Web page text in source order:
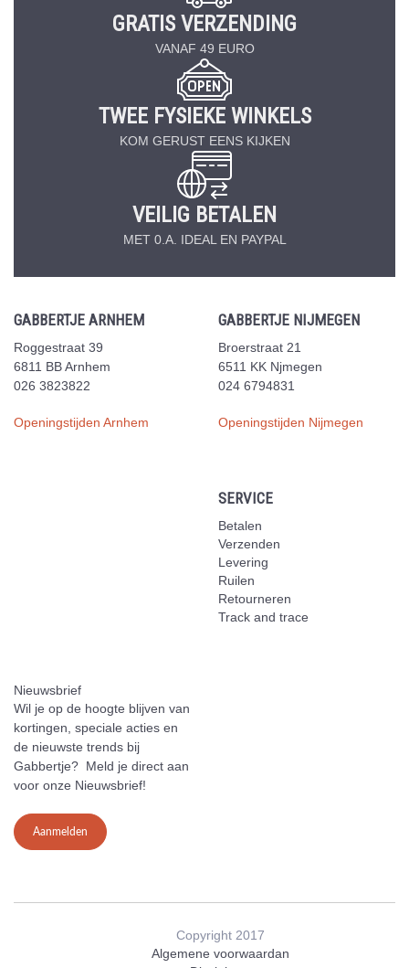
GRATIS VERZENDING
VANAF 49 EURO
TWEE FYSIEKE WINKELS
KOM GERUST EENS KIJKEN
VEILIG BETALEN
MET 0.A. IDEAL EN PAYPAL
GABBERTJE ARNHEM
Roggestraat 39
6811 BB Arnhem
026 3823822
Openingstijden Arnhem
GABBERTJE NIJMEGEN
Broerstraat 21
6511 KK Njmegen
024 6794831
Openingstijden Nijmegen
SERVICE
Betalen
Verzenden
Levering
Ruilen
Retourneren
Track and trace
Nieuwsbrief
Wil je op de hoogte blijven van
kortingen, speciale acties en
de nieuwste trends bij
Gabbertje? Meld je direct aan
voor onze Nieuwsbrief!
Aanmelden
Copyright 2017
Algemene voorwaardan